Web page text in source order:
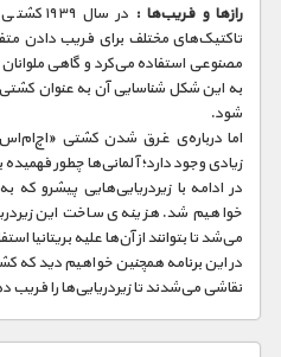
رازها و فریب‌ها :
در سال
تاکتیک‌های مختلف برای فریب دادن
مصنوعی استفاده می‌کرد و گاهی
به این شکل شناسایی آن به عنوان
شود.
اما درباره‌ی غرق شدن کشتی «اچ‌ام‌اس
زیادی وجود دارد؛ آلمانی‌ها چطور
در ادامه با زیردریایی‌هایی پیشرو که
خواهیم شد. هزینه ی ساخت این
می‌شد تا بتوانند از آن‌ها علیه بریتانیا
در این برنامه همچنین خواهیم دید
نقاشی می‌شدند تا زیردریایی‌ها را فریب